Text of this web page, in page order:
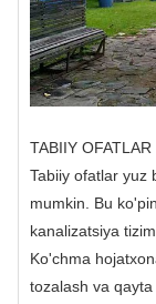
TABIIY OFATLAR
Tabiiy ofatlar yuz
mumkin. Bu
kanalizatsiya
Ko'chma
tozalash va